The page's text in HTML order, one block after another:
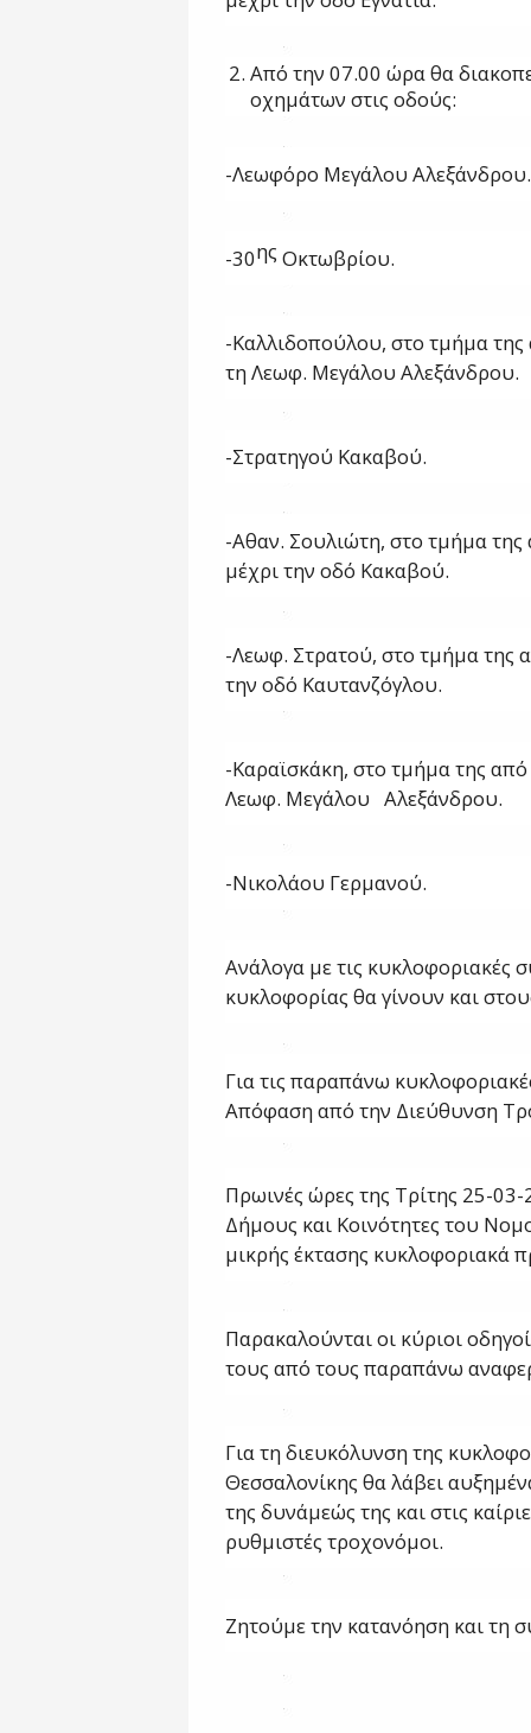
Από την 07.00 ώρα θα
οχημάτων στις οδούς:
-Λεωφόρο Μεγάλου Αλεξάνδρου.
-30ης Οκτωβρίου.
-Καλλιδοπούλου, στο τμήμα
τη Λεωφ. Μεγάλου Αλεξάνδρου.
-Στρατηγού Κακαβού.
-Αθαν. Σουλιώτη, στο τμήμα
μέχρι την οδό Κακαβού.
-Λεωφ. Στρατού, στο τμήμα της
την οδό Καυτανζόγλου.
-Καραϊσκάκη, στο τμήμα της
Λεωφ. Μεγάλου Αλεξάνδρου.
-Νικολάου Γερμανού.
Ανάλογα με τις κυκλοφοριακές
κυκλοφορίας θα γίνουν και
Για τις παραπάνω
Απόφαση από την Διεύθυνση
Πρωινές ώρες της Τρίτης 25-
Δήμους και Κοινότητες του
μικρής έκτασης κυκλοφοριακά
Παρακαλούνται οι κύριοι
τους από τους παραπάνω
Για τη διευκόλυνση της
Θεσσαλονίκης θα λάβει
της δυνάμεώς της και στις
ρυθμιστές τροχονόμοι.
Ζητούμε την κατανόηση και τη